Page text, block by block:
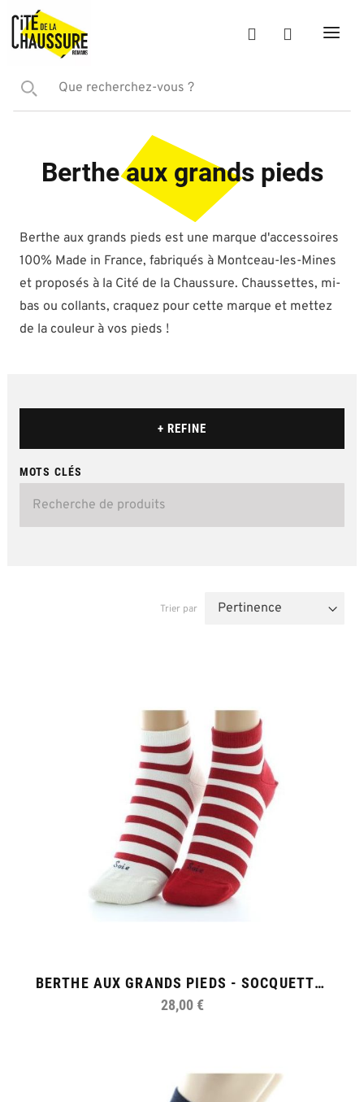
Berthe aux grands pieds
Berthe aux grands pieds est une marque d'accessoires
100% Made in France, fabriqués à Montceau-les-Mines
et proposés à la Cité de la Chaussure. Chaussettes, mi-
bas ou collants, craquez pour cette marque et mettez
de la couleur à vos pieds !
+ REFINE
MOTS CLÉS
Trier par
BERTHE AUX GRANDS PIEDS - SOCQUETTES RAYÉES DÉPAREILLÉES
28,00 €